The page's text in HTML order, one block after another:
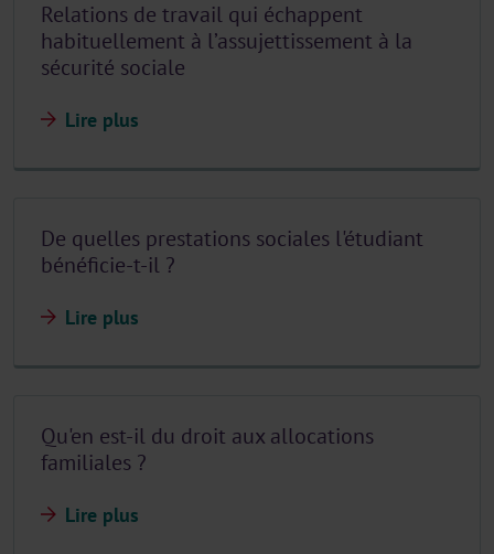
Relations de travail qui échappent
habituellement à l’assujettissement à la
sécurité sociale
Lire plus
De quelles prestations sociales l'étudiant
bénéficie-t-il ?
Lire plus
Qu'en est-il du droit aux allocations
familiales ?
Lire plus